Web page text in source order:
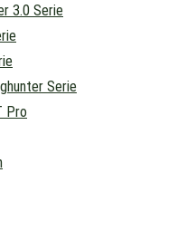
3.0 Serie
Serie
Pro